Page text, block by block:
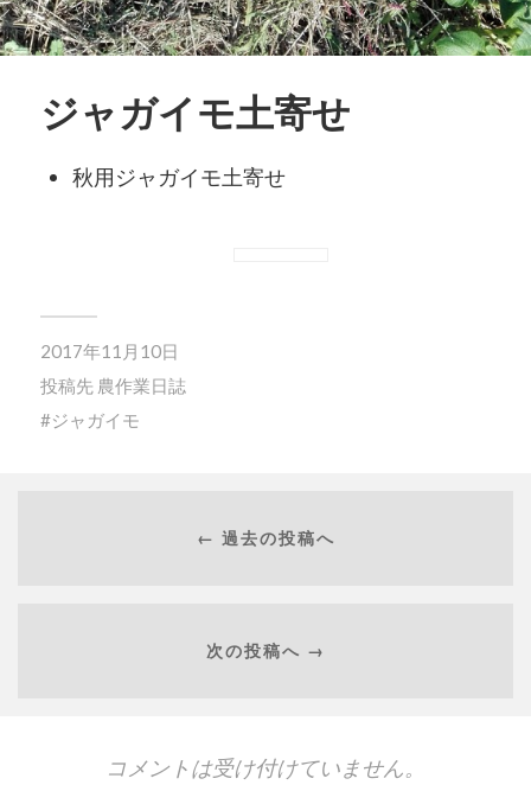
ジャガイモ土寄せ
秋用ジャガイモ土寄せ
2017年11月10日
投稿先 農作業日誌
ジャガイモ
← 過去の投稿へ
次の投稿へ →
コメントは受け付けていません。